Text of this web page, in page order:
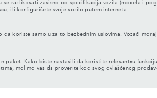
se razlikovati zavisno od specifikacija vozila (modela i
ili konfigurišete svoje vozilo putem interneta.
koriste samo u za to bezbednim uslovima. Vozači
paket. Kako biste nastavili da koristite relevantnu
molimo vas da proverite kod svog ovlašćenog